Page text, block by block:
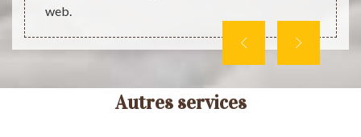
web.
Autres services